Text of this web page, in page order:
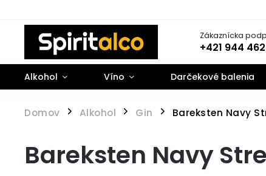
Zákaznícka
+421 944
Alkohol Víno Darčekové balenia
Domov / Alkohol / Gin / Bareksten Navy
Bareksten Navy